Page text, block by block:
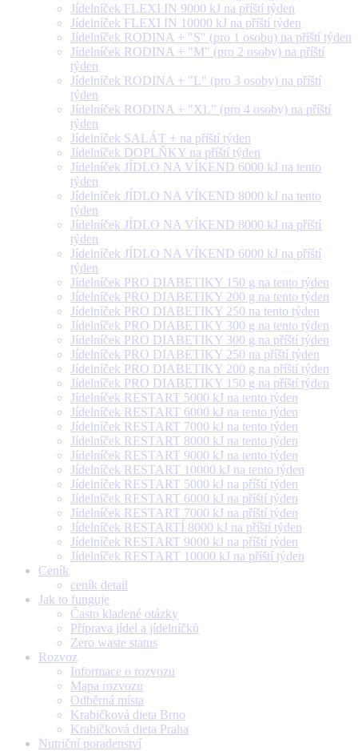
Jídelníček FLEXI IN 9000 kJ na příští týden
Jídelníček FLEXI IN 10000 kJ na příští týden
Jídelníček RODINA + "S" (pro 1 osobu) na příští týden
Jídelníček RODINA + "M" (pro 2 osoby) na příští
týden
Jídelníček RODINA + "L" (pro 3 osoby) na příští
týden
Jídelníček RODINA + "XL" (pro 4 osoby) na příští
týden
Jídelníček SALÁT + na příští týden
Jídelníček DOPLŇKY na příští týden
Jídelníček JÍDLO NA VÍKEND 6000 kJ na tento
týden
Jídelníček JÍDLO NA VÍKEND 8000 kJ na tento
týden
Jídelníček JÍDLO NA VÍKEND 8000 kJ na příští
týden
Jídelníček JÍDLO NA VÍKEND 6000 kJ na příští
týden
Jídelníček PRO DIABETIKY 150 g na tento týden
Jídelníček PRO DIABETIKY 200 g na tento týden
Jídelníček PRO DIABETIKY 250 na tento týden
Jídelníček PRO DIABETIKY 300 g na tento týden
Jídelníček PRO DIABETIKY 300 g na příští týden
Jídelníček PRO DIABETIKY 250 na příští týden
Jídelníček PRO DIABETIKY 200 g na příští týden
Jídelníček PRO DIABETIKY 150 g na příští týden
Jídelníček RESTART 5000 kJ na tento týden
Jídelníček RESTART 6000 kJ na tento týden
Jídelníček RESTART 7000 kJ na tento týden
Jídelníček RESTART 8000 kJ na tento týden
Jídelníček RESTART 9000 kJ na tento týden
Jídelníček RESTART 10000 kJ na tento týden
Jídelníček RESTART 5000 kJ na příští týden
Jídelníček RESTART 6000 kJ na příští týden
Jídelníček RESTART 7000 kJ na příští týden
Jídelníček RESTARTÍ 8000 kJ na příští týden
Jídelníček RESTART 9000 kJ na příští týden
Jídelníček RESTART 10000 kJ na příští týden
Ceník
ceník detail
Jak to funguje
Často kladené otázky
Příprava jídel a jídelníčků
Zero waste status
Rozvoz
Informace o rozvozu
Mapa rozvozu
Odběrná místa
Krabičková dieta Brno
Krabičková dieta Praha
Nutriční poradenství